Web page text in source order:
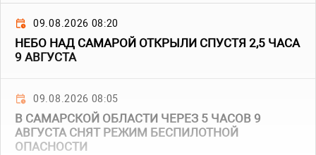
09.08.2026 08:20
НЕБО НАД САМАРОЙ ОТКРЫЛИ СПУСТЯ 2,5 ЧАСА
9 АВГУСТА
09.08.2026 08:05
В САМАРСКОЙ ОБЛАСТИ ЧЕРЕЗ 5 ЧАСОВ 9
АВГУСТА СНЯТ РЕЖИМ БЕСПИЛОТНОЙ
ОПАСНОСТИ